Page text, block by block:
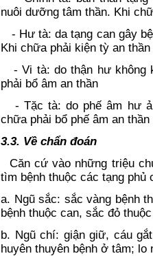
nuôi dưỡng tâm thần. Khi
- Hư tà: da tạng can gây
Khi chữa phải kiện tỳ an thần
- Vi tà: do thận hư không
phải bổ âm an thần
- Tặc tà: do phế âm hư
chữa phải bổ phế âm an thần
3.3. Về chẩn đoán
Căn cứ vào những triệu
tìm bệnh thuộc các tạng phủ
a. Ngũ sắc: sắc vàng bệnh
bệnh thuộc can, sắc đỏ
b. Ngũ chí: giận giữ, cáu
huyên thuyên bệnh ở tâm;